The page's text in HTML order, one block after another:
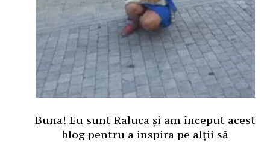
Buna! Eu sunt Raluca și am început acest
blog pentru a inspira pe alții să